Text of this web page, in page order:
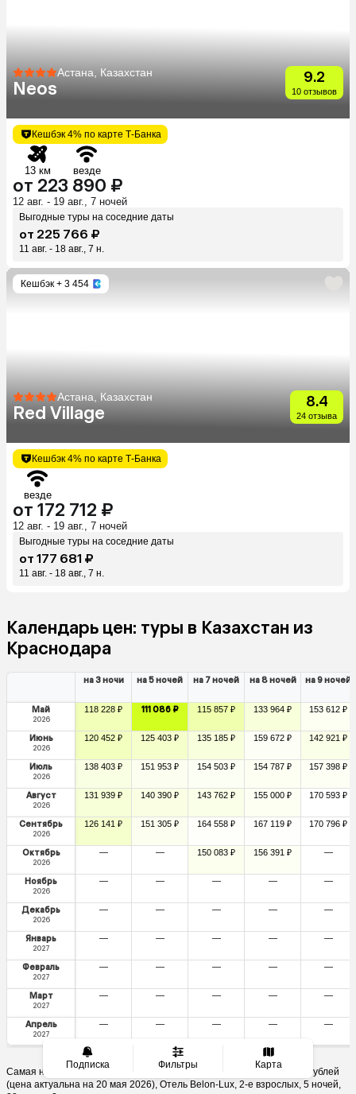
Подписка Фильтры Карта
Астана, Казахстан
Neos
9.2
10 отзывов
Кешбэк 4% по карте Т-Банка
13 км везде
от 223 890 ₽
12 авг. - 19 авг., 7 ночей
Выгодные туры на соседние даты
от 225 766 ₽
11 авг. - 18 авг., 7 н.
Кешбэк + 3 454
Астана, Казахстан
Red Village
8.4
24 отзыва
Кешбэк 4% по карте Т-Банка
везде
от 172 712 ₽
12 авг. - 19 авг., 7 ночей
Выгодные туры на соседние даты
от 177 681 ₽
11 авг. - 18 авг., 7 н.
Календарь цен: туры в Казахстан из
Краснодара
на 3 ночи на 5 ночей на 7 ночей на 8 ночей на 9 ночей
Май
2026
118 228 ₽ 111 086 ₽ 115 857 ₽ 133 964 ₽ 153 612 ₽
Июнь
2026
120 452 ₽ 125 403 ₽ 135 185 ₽ 159 672 ₽ 142 921 ₽
Июль
2026
138 403 ₽ 151 953 ₽ 154 503 ₽ 154 787 ₽ 157 398 ₽
Август
2026
131 939 ₽ 140 390 ₽ 143 762 ₽ 155 000 ₽ 170 593 ₽
Сентябрь
2026
126 141 ₽ 151 305 ₽ 164 558 ₽ 167 119 ₽ 170 796 ₽
Октябрь
2026
— — 150 083 ₽ 156 391 ₽ —
Ноябрь
2026
— — — — —
Декабрь
2026
— — — — —
Январь
2027
— — — — —
Февраль
2027
— — — — —
Март
2027
— — — — —
Апрель
2027
— — — — —
Самая низкая цена тура в Казахстан из Краснодара — от 111 086 рублей
(цена актуальна на 20 мая 2026), Отель Belon-Lux, 2-е взрослых, 5 ночей,